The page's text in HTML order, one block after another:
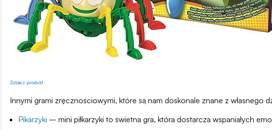
Zobacz produkt
Innymi grami zręcznościowymi, które są nam doskonale znane z własnego
Pikarzyki – mini piłkarzyki to świetna gra, która dostarcza wspaniałych